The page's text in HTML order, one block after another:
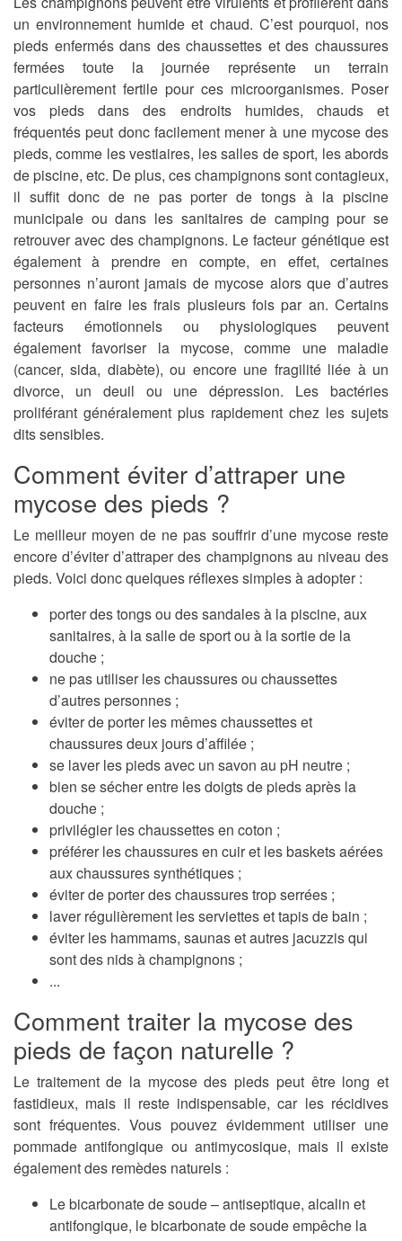
un environnement humide et chaud. C’est pourquoi, nos
pieds enfermés dans des chaussettes et des chaussures
fermées toute la journée représente un terrain
particulièrement fertile pour ces microorganismes. Poser
vos pieds dans des endroits humides, chauds et
fréquentés peut donc facilement mener à une mycose des
pieds, comme les vestiaires, les salles de sport, les abords
de piscine, etc. De plus, ces champignons sont contagieux,
il suffit donc de ne pas porter de tongs à la piscine
municipale ou dans les sanitaires de camping pour se
retrouver avec des champignons. Le facteur génétique est
également à prendre en compte, en effet, certaines
personnes n’auront jamais de mycose alors que d’autres
peuvent en faire les frais plusieurs fois par an. Certains
facteurs émotionnels ou physiologiques peuvent
également favoriser la mycose, comme une maladie
(cancer, sida, diabète), ou encore une fragilité liée à un
divorce, un deuil ou une dépression. Les bactéries
proliférant généralement plus rapidement chez les sujets
dits sensibles.
Comment éviter d’attraper une
mycose des pieds ?
Le meilleur moyen de ne pas souffrir d’une mycose reste
encore d’éviter d’attraper des champignons au niveau des
pieds. Voici donc quelques réflexes simples à adopter :
porter des tongs ou des sandales à la piscine, aux
sanitaires, à la salle de sport ou à la sortie de la
douche ;
ne pas utiliser les chaussures ou chaussettes
d’autres personnes ;
éviter de porter les mêmes chaussettes et
chaussures deux jours d’affilée ;
se laver les pieds avec un savon au pH neutre ;
bien se sécher entre les doigts de pieds après la
douche ;
privilégier les chaussettes en coton ;
préférer les chaussures en cuir et les baskets aérées
aux chaussures synthétiques ;
éviter de porter des chaussures trop serrées ;
laver régulièrement les serviettes et tapis de bain ;
éviter les hammams, saunas et autres jacuzzis qui
sont des nids à champignons ;
...
Comment traiter la mycose des
pieds de façon naturelle ?
Le traitement de la mycose des pieds peut être long et
fastidieux, mais il reste indispensable, car les récidives
sont fréquentes. Vous pouvez évidemment utiliser une
pommade antifongique ou antimycosique, mais il existe
également des remèdes naturels :
Le bicarbonate de soude –antiseptique, alcalin et
antifongique, le bicarbonate de soude empêche la